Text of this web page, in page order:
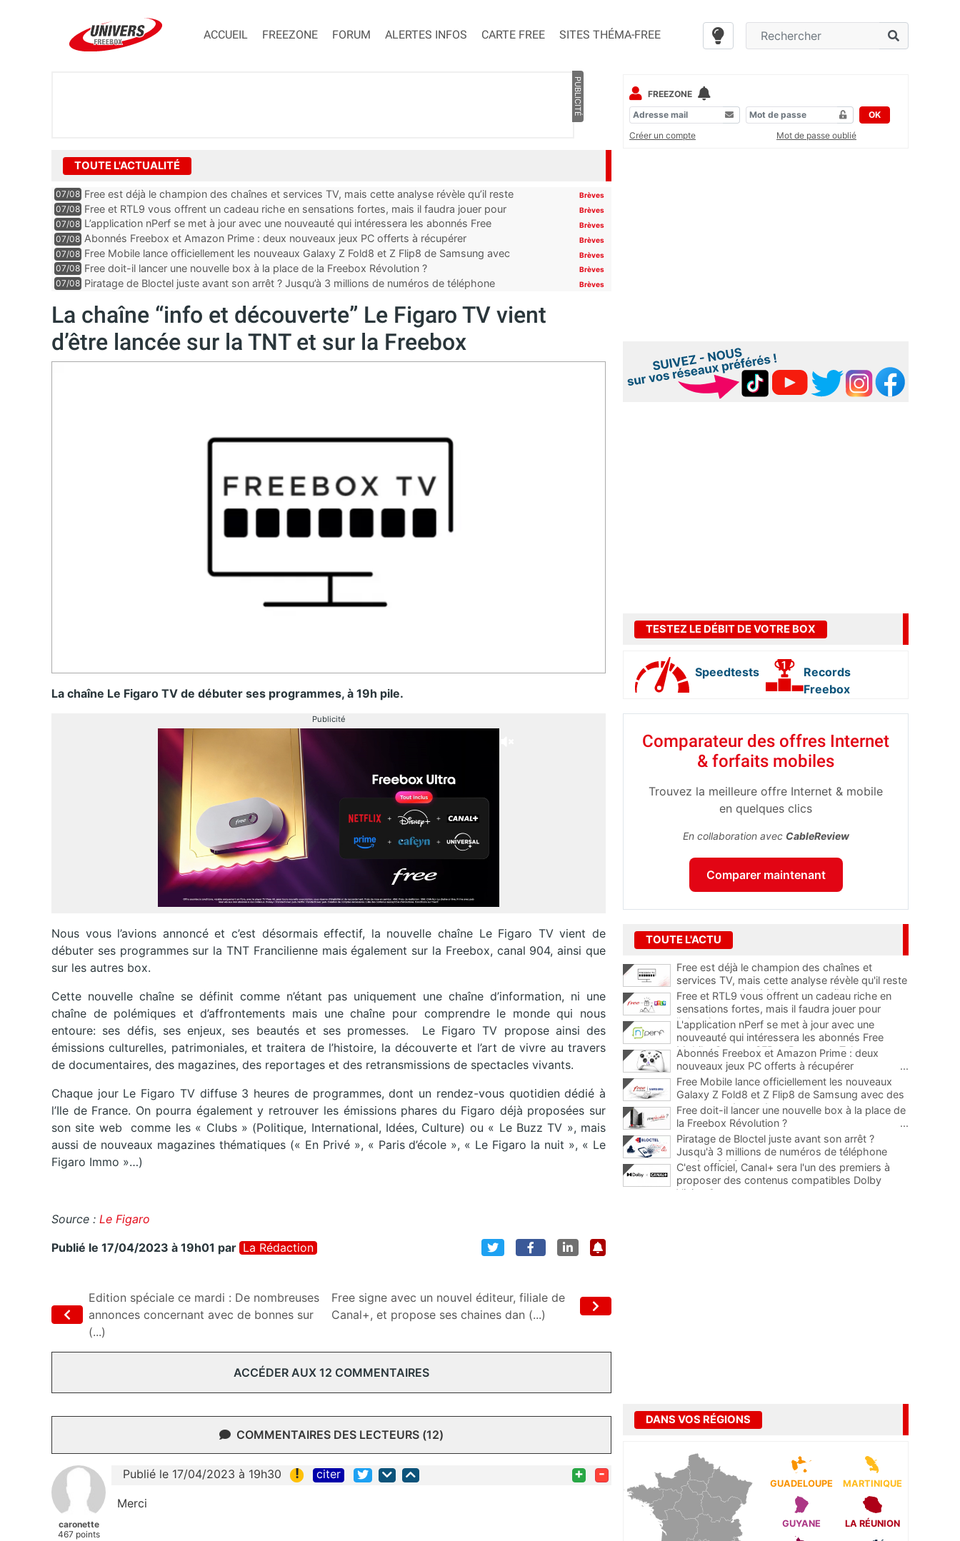
ACCUEIL FREEZONE FORUM ALERTES INFOS CARTE FREE SITES THÉMA-FREE
PUBLICITÉ
TOUTE L'ACTUALITÉ
07/08 Free est déjà le champion des chaînes et services TV, mais cette analyse révèle qu’il reste
encore au moin...
Brèves
07/08 Free et RTL9 vous offrent un cadeau riche en sensations fortes, mais il faudra jouer pour
l’obtenir
Brèves
07/08 L’application nPerf se met à jour avec une nouveauté qui intéressera les abonnés Free
Mobile, Orange, SFR ...
Brèves
07/08 Abonnés Freebox et Amazon Prime : deux nouveaux jeux PC offerts à récupérer Brèves
07/08 Free Mobile lance officiellement les nouveaux Galaxy Z Fold8 et Z Flip8 de Samsung avec
des promos et des cadeaux
Brèves
07/08 Free doit-il lancer une nouvelle box à la place de la Freebox Révolution ? Brèves
07/08 Piratage de Bloctel juste avant son arrêt ? Jusqu’à 3 millions de numéros de téléphone
Brèves
La chaîne “info et découverte” Le Figaro TV vient
d’être lancée sur la TNT et sur la Freebox
La chaîne Le Figaro TV de débuter ses programmes, à 19h pile.
Publicité
Nous vous l’avions annoncé et c’est désormais effectif, la nouvelle chaîne Le Figaro TV vient de
débuter ses programmes sur la TNT Francilienne mais également sur la Freebox, canal 904, ainsi que
sur les autres box.
Cette nouvelle chaîne se définit comme n’étant pas uniquement une chaîne d’information, ni une
chaîne de polémiques et d’affrontements mais une chaîne pour comprendre le monde qui nous
entoure: ses défis, ses enjeux, ses beautés et ses promesses. Le Figaro TV propose ainsi des
émissions culturelles, patrimoniales, et traitera de l’histoire, la découverte et l’art de vivre au travers
de documentaires, des magazines, des reportages et des retransmissions de spectacles vivants.
Chaque jour Le Figaro TV diffuse 3 heures de programmes, dont un rendez-vous quotidien dédié à
l’Ile de France. On pourra également y retrouver les émissions phares du Figaro déjà proposées sur
son site web comme les « Clubs » (Politique, International, Idées, Culture) ou « Le Buzz TV », mais
aussi de nouveaux magazines thématiques (« En Privé », « Paris d’école », « Le Figaro la nuit », « Le
Figaro Immo »…)
Source : Le Figaro
Publié le 17/04/2023 à 19h01 par La Rédaction
Edition spéciale ce mardi : De nombreuses
annonces concernant avec de bonnes sur
(...)
Free signe avec un nouvel éditeur, filiale de
Canal+, et propose ses chaines dan (...)
ACCÉDER AUX 12 COMMENTAIRES
COMMENTAIRES DES LECTEURS (12)
caronette
467 points
Publié le 17/04/2023 à 19h30 ! citer + -
Merci
FREEZONE
OK
Créer un compte
Mot de passe oublié
TESTEZ LE DÉBIT DE VOTRE BOX
Speedtests
Records
Freebox
Comparateur des offres Internet
& forfaits mobiles
Trouvez la meilleure offre Internet & mobile
en quelques clics
En collaboration avec CableReview
Comparer maintenant
TOUTE L'ACTU
Free est déjà le champion des chaînes et
services TV, mais cette analyse révèle qu'il reste
encore au moins 141 ajouts possibles
Free et RTL9 vous offrent un cadeau riche en
sensations fortes, mais il faudra jouer pour
l'obtenir
L'application nPerf se met à jour avec une
nouveauté qui intéressera les abonnés Free
Mobile, Orange, SFR et Bouygues Telecom
Abonnés Freebox et Amazon Prime : deux
nouveaux jeux PC offerts à récupérer
...
Free Mobile lance officiellement les nouveaux
Galaxy Z Fold8 et Z Flip8 de Samsung avec des
promos et des cadeaux
...
Free doit-il lancer une nouvelle box à la place de
la Freebox Révolution ?
...
Piratage de Bloctel juste avant son arrêt ?
Jusqu'à 3 millions de numéros de téléphone
auraient fuité
C'est officiel, Canal+ sera l'un des premiers à
proposer des contenus compatibles Dolby
Vision 2
DANS VOS RÉGIONS
GUADELOUPE MARTINIQUE
GUYANE LA RÉUNION